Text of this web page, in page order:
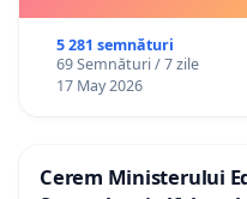
5 281 semnături
69 Semnături / 7 zile
17 May 2026
Cerem Ministerului